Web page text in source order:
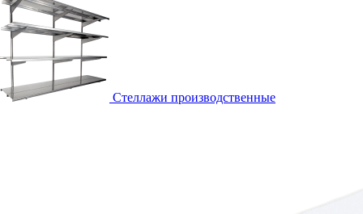
Стеллажи производственные